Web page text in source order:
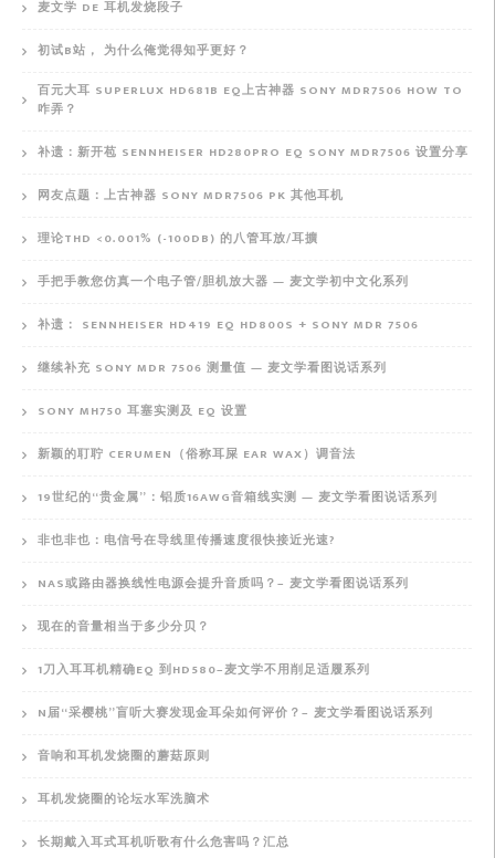
麦文学 DE 耳机发烧段子
初试B站， 为什么俺觉得知乎更好？
百元大耳 SUPERLUX HD681B EQ上古神器 SONY MDR7506 HOW TO
咋弄？
补遗：新开苞 SENNHEISER HD280PRO EQ SONY MDR7506 设置分享
网友点题：上古神器 SONY MDR7506 PK 其他耳机
理论THD <0.001% (-100DB) 的八管耳放/耳擴
手把手教您仿真一个电子管/胆机放大器 — 麦文学初中文化系列
补遗： SENNHEISER HD419 EQ HD800S + SONY MDR 7506
继续补充 SONY MDR 7506 测量值 — 麦文学看图说话系列
SONY MH750 耳塞实测及 EQ 设置
新颖的耵聍 CERUMEN（俗称耳屎 EAR WAX）调音法
19世纪的“贵金属”：铝质16AWG音箱线实测 — 麦文学看图说话系列
非也非也：电信号在导线里传播速度很快接近光速?
NAS或路由器换线性电源会提升音质吗？– 麦文学看图说话系列
现在的音量相当于多少分贝？
1刀入耳耳机精确EQ 到HD580–麦文学不用削足适履系列
N届“采樱桃”盲听大赛发现金耳朵如何评价？– 麦文学看图说话系列
音响和耳机发烧圈的蘑菇原则
耳机发烧圈的论坛水军洗脑术
长期戴入耳式耳机听歌有什么危害吗？汇总